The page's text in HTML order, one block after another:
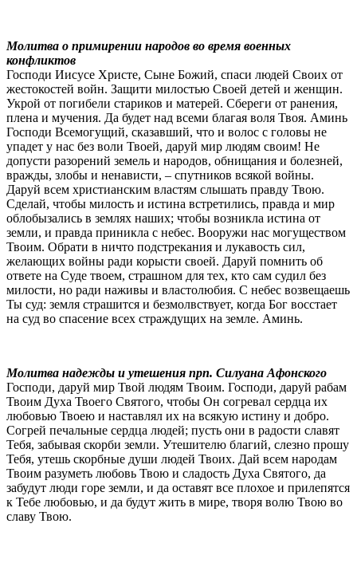
Молитва о примирении народов во время военных
конфликтов
Господи Иисусе Христе, Сыне Божий, спаси людей Своих от
жестокостей войн. Защити милостью Своей детей и женщин.
Укрой от погибели стариков и матерей. Сбереги от ранения,
плена и мучения. Да будет над всеми благая воля Твоя. Аминь
Господи Всемогущий, сказавший, что и волос с головы не
упадет у нас без воли Твоей, даруй мир людям своим! Не
допусти разорений земель и народов, обнищания и болезней,
вражды, злобы и ненависти, – спутников всякой войны.
Даруй всем христианским властям слышать правду Твою.
Сделай, чтобы милость и истина встретились, правда и мир
облобызались в землях наших; чтобы возникла истина от
земли, и правда приникла с небес. Вооружи нас могуществом
Твоим. Обрати в ничто подстрекания и лукавость сил,
желающих войны ради корысти своей. Даруй помнить об
ответе на Суде твоем, страшном для тех, кто сам судил без
милости, но ради наживы и властолюбия. С небес возвещаешь
Ты суд: земля страшится и безмолвствует, когда Бог восстает
на суд во спасение всех страждущих на земле. Аминь.
Молитва надежды и утешения прп. Силуана Афонского
Господи, даруй мир Твой людям Твоим. Господи, даруй рабам
Твоим Духа Твоего Святого, чтобы Он согревал сердца их
любовью Твоею и наставлял их на всякую истину и добро.
Согрей печальные сердца людей; пусть они в радости славят
Тебя, забывая скорби земли. Утешителю благий, слезно прошу
Тебя, утешь скорбные души людей Твоих. Дай всем народам
Твоим разуметь любовь Твою и сладость Духа Святого, да
забудут люди горе земли, и да оставят все плохое и прилепятся
к Тебе любовью, и да будут жить в мире, творя волю Твою во
славу Твою.